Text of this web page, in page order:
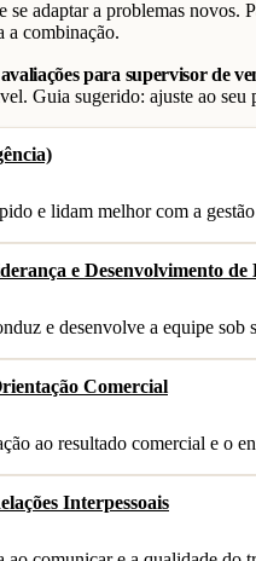
adaptar a problemas novos.
a combinação.
para supervisor de
Guia sugerido: ajuste ao seu
e lidam melhor com a
e Desenvolvimento de
e desenvolve a equipe sob
Comercial
ao resultado comercial e o
Interpessoais